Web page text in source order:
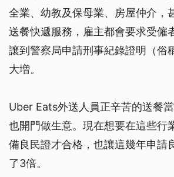
全業、幼教及保母業、房屋仲介，
送餐快遞服務，雇主都會要求受僱
讓到警察局申請刑事紀錄證明（俗
大増。
Uber Eats外送人員正辛苦的送餐
也開門做生意。現在想要在這些行
備良民證才合格，也讓這幾年申請
了3倍。